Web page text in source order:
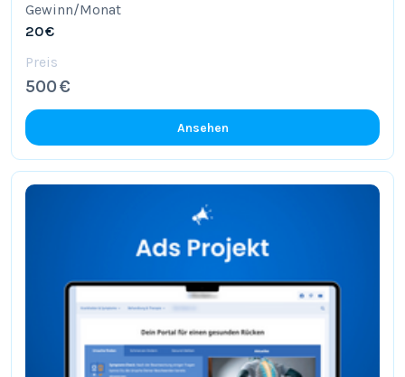
Gewinn/Monat
20 €
Preis
500 €
Ansehen